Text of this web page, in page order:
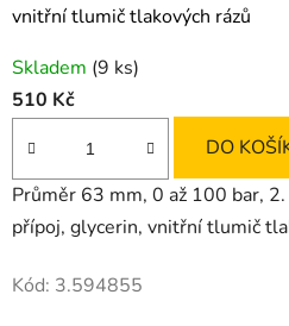
vnitřní tlumič tlakových rázů
Skladem (9 ks)
510 Kč
DO
Průměr 63 mm, 0 až 100 bar,
přípoj, glycerin, vnitřní tlumič
Kód: 3.594855